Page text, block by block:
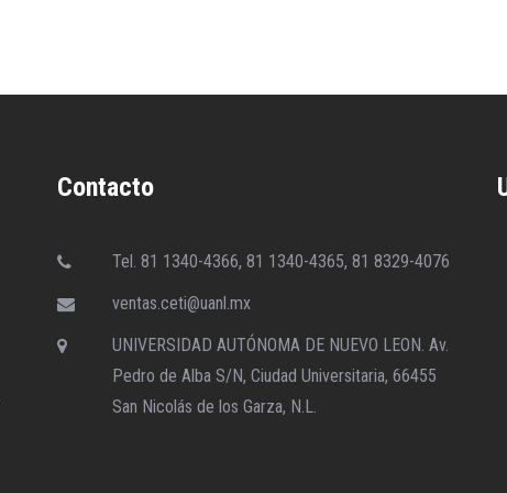
Contacto
Tel. 81 1340-4366, 81 1340-4365, 81 8329-4076
ventas.ceti@uanl.mx
UNIVERSIDAD AUTÓNOMA DE NUEVO LEON. Av.
Pedro de Alba S/N, Ciudad Universitaria, 66455
San Nicolás de los Garza, N.L.